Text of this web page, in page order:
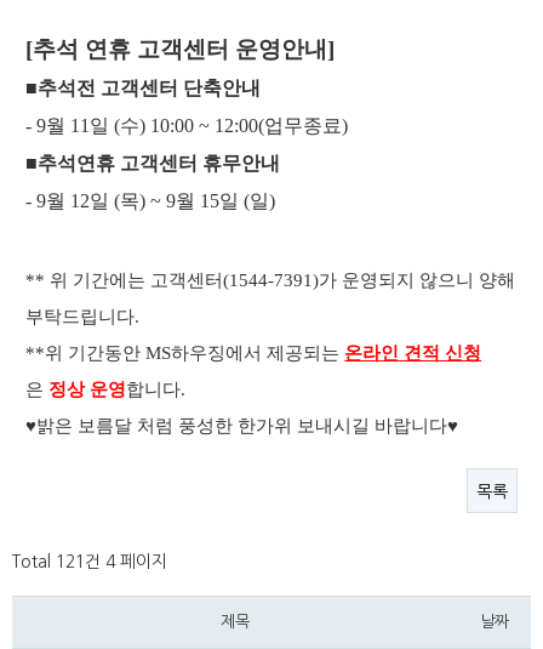
[추석 연휴 고객센터 운영안내]
■추석전 고객센터 단축안내
- 9월 11일 (수) 10:00 ~ 12:00(업무종료)
■추석연휴 고객센터 휴무안내
- 9월 12일 (목) ~ 9월 15일 (일)
** 위 기간에는 고객센터(1544-7391)가 운영되지 않으니 양해
부탁드립니다.
**위 기간동안 MS하우징에서 제공되는 온라인 견적 신청
은 정상 운영합니다.
♥밝은 보름달 처럼 풍성한 한가위 보내시길 바랍니다♥
목록
Total 121건 4 페이지
제목 날짜